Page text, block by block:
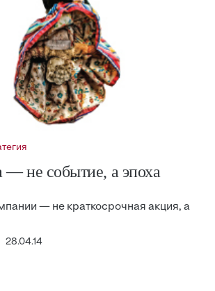
— не событие, а эпоха
— не краткосрочная акция, а
28.04.14